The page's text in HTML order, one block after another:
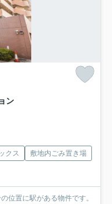
ン
クス
敷地内ごみ置き場
位置に駅がある物件です。